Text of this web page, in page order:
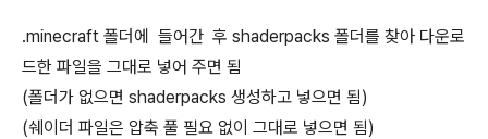
.minecraft 폴더에 들어간 후 shaderpacks 폴더를 찾아 다운로
드한 파일을 그대로 넣어 주면 됨
(폴더가 없으면 shaderpacks 생성하고 넣으면 됨)
(쉐이더 파일은 압축 풀 필요 없이 그대로 넣으면 됨)